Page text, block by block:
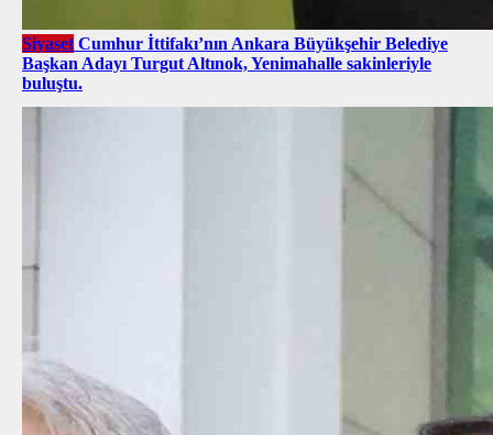
Siyaset Cumhur İttifakı’nın Ankara Büyükşehir Belediye
Başkan Adayı Turgut Altınok, Yenimahalle sakinleriyle
buluştu.